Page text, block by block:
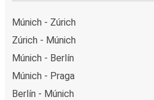
Múnich - Zúrich
Zúrich - Múnich
Múnich - Berlín
Múnich - Praga
Berlín - Múnich